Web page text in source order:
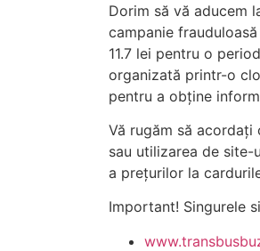
Dorim să vă aducem
campanie
11.7 lei pentru o
organizată printr-o
pentru a obține
Vă rugăm să
sau utilizarea de site-
a prețurilor la
Important! Singurele